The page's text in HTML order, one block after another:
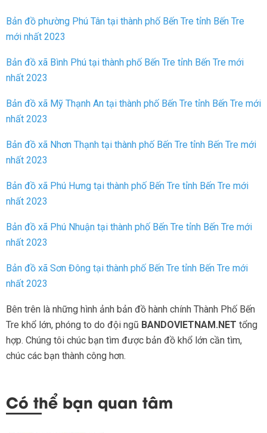
Bản đồ phường Phú Tân tại thành phố Bến Tre tỉnh Bến Tre
mới nhất 2023
Bản đồ xã Bình Phú tại thành phố Bến Tre tỉnh Bến Tre mới
nhất 2023
Bản đồ xã Mỹ Thạnh An tại thành phố Bến Tre tỉnh Bến Tre mới
nhất 2023
Bản đồ xã Nhơn Thạnh tại thành phố Bến Tre tỉnh Bến Tre mới
nhất 2023
Bản đồ xã Phú Hưng tại thành phố Bến Tre tỉnh Bến Tre mới
nhất 2023
Bản đồ xã Phú Nhuận tại thành phố Bến Tre tỉnh Bến Tre mới
nhất 2023
Bản đồ xã Sơn Đông tại thành phố Bến Tre tỉnh Bến Tre mới
nhất 2023
Bên trên là những hình ảnh bản đồ hành chính Thành Phố Bến
Tre khổ lớn, phóng to do đội ngũ BANDOVIETNAM.NET tổng
hợp. Chúng tôi chúc bạn tìm được bản đồ khổ lớn cần tìm,
chúc các bạn thành công hơn.
Có thể bạn quan tâm